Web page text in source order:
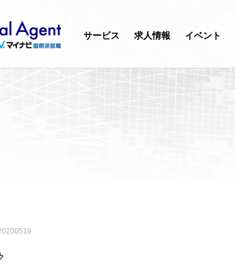
サービス 求人情報 イベント